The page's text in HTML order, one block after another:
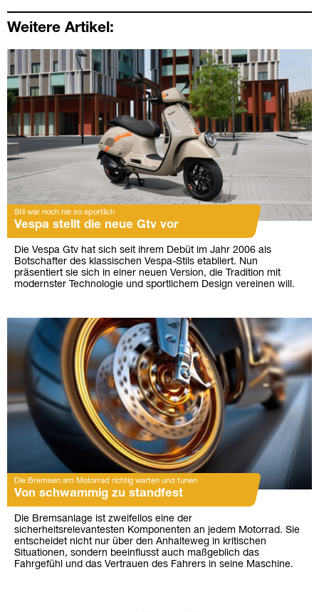
Weitere Artikel:
Stil war noch nie so sportlich
Vespa stellt die neue Gtv vor
Die Vespa Gtv hat sich seit ihrem Debüt im Jahr 2006 als
Botschafter des klassischen Vespa-Stils etabliert. Nun
präsentiert sie sich in einer neuen Version, die Tradition mit
modernster Technologie und sportlichem Design vereinen will.
Die Bremsen am Motorrad richtig warten und tunen
Von schwammig zu standfest
Die Bremsanlage ist zweifellos eine der
sicherheitsrelevantesten Komponenten an jedem Motorrad. Sie
entscheidet nicht nur über den Anhalteweg in kritischen
Situationen, sondern beeinflusst auch maßgeblich das
Fahrgefühl und das Vertrauen des Fahrers in seine Maschine.